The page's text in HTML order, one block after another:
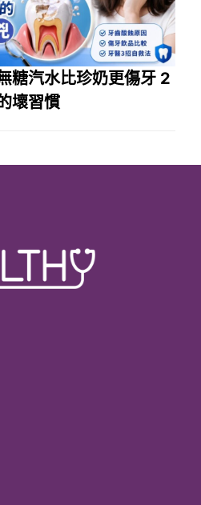
糖汽水比珍奶更傷牙 2
壞習慣